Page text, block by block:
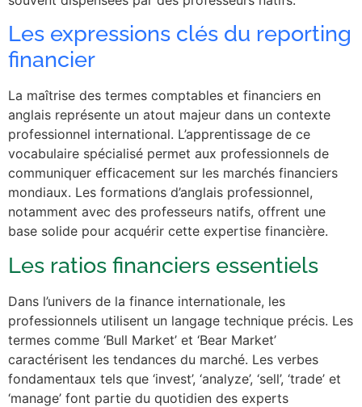
Les expressions clés du reporting
financier
La maîtrise des termes comptables et financiers en
anglais représente un atout majeur dans un contexte
professionnel international. L’apprentissage de ce
vocabulaire spécialisé permet aux professionnels de
communiquer efficacement sur les marchés financiers
mondiaux. Les formations d’anglais professionnel,
notamment avec des professeurs natifs, offrent une
base solide pour acquérir cette expertise financière.
Les ratios financiers essentiels
Dans l’univers de la finance internationale, les
professionnels utilisent un langage technique précis. Les
termes comme ‘Bull Market’ et ‘Bear Market’
caractérisent les tendances du marché. Les verbes
fondamentaux tels que ‘invest’, ‘analyze’, ‘sell’, ‘trade’ et
‘manage’ font partie du quotidien des experts